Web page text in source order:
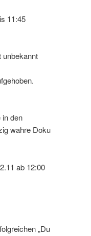
11:45
unbekannt
in den
wahre Doku
ab 12:00
„Du